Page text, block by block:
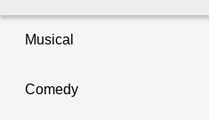
Musical
Comedy